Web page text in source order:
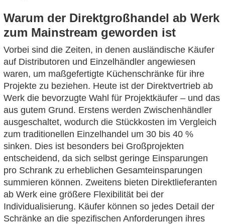
Warum der Direktgroßhandel ab Werk
zum Mainstream geworden ist
Vorbei sind die Zeiten, in denen ausländische Käufer
auf Distributoren und Einzelhändler angewiesen
waren, um maßgefertigte Küchenschränke für ihre
Projekte zu beziehen. Heute ist der Direktvertrieb ab
Werk die bevorzugte Wahl für Projektkäufer – und das
aus gutem Grund. Erstens werden Zwischenhändler
ausgeschaltet, wodurch die Stückkosten im Vergleich
zum traditionellen Einzelhandel um 30 bis 40 %
sinken. Dies ist besonders bei Großprojekten
entscheidend, da sich selbst geringe Einsparungen
pro Schrank zu erheblichen Gesamteinsparungen
summieren können. Zweitens bieten Direktlieferanten
ab Werk eine größere Flexibilität bei der
Individualisierung. Käufer können so jedes Detail der
Schränke an die spezifischen Anforderungen ihres